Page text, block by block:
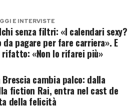
spazio per gli impegni
appena trascorso,
Anna e a una breve fuga
quindi una parentesi
che, almeno fino alle ferie,
particolarmente intensa.
anche sui social e non
stima nei suoi
che, soprattutto nel
gli è costata critiche e
, Morrone aveva raccontato
nei confronti di chi
E INTERVISTE
senza filtri: «I calendari sexy?
da pagare per fare carriera». E
rifatto: «Non lo rifarei più»
Brescia cambia palco: dalla
fiction Rai, entra nel cast de
della felicità